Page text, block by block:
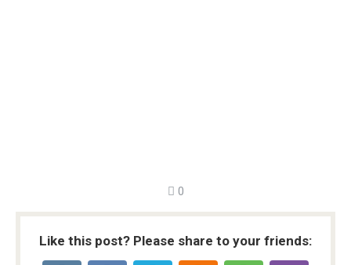
0
Like this post? Please share to your friends: